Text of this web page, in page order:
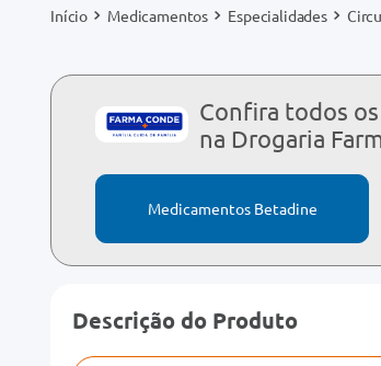
Medicamentos Especialidades
Confira todos
na Drogaria
Medicamentos Betadine
Descrição do Produto
5º rosuvastatina